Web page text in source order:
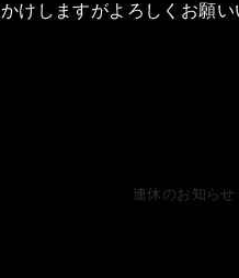
けしますがよろしくお願い
連休のお知らせ